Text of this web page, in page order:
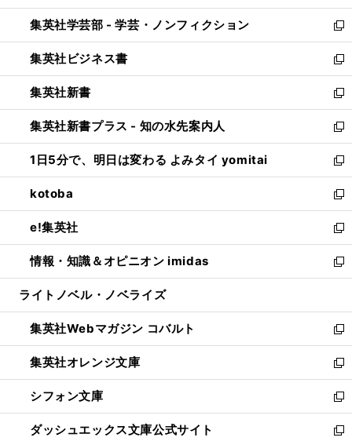
開
く
ウ
で
開
く
ン
ド
ウ
で
開
く
ウ
ィ
ン
ド
ウ
で
開
く
集英社学芸部 - 学芸・ノンフィクション
新
し
い
ウ
ィ
ン
ド
ウ
で
開
く
集英社ビジネス書
新
し
い
ウ
ィ
ン
ド
ウ
で
開
く
集英社新書
新
し
い
ウ
ィ
ン
ド
ウ
で
開
く
集英社新書プラス - 知の水先案内人
新
し
い
ウ
ィ
ン
ド
ウ
で
開
1日5分で、明日は変わる よみタイ yomitai
新
し
い
ウ
ィ
ン
ド
ウ
開
く
kotoba
新
し
い
ウ
ィ
ン
ウ
で
開
く
e!集英社
新
し
い
ウ
ン
ド
ウ
で
開
く
情報・知識＆オピニオン imidas
新
し
ウ
ィ
ン
ド
ウ
で
開
く
ライトノベル・ノベライズ
集英社Webマガジン コバルト
新
し
い
ウ
ィ
ン
ド
集英社オレンジ文庫
新
し
い
ウ
ィ
シフォン文庫
新
し
い
ダッシュエックス文庫公式サイト
新